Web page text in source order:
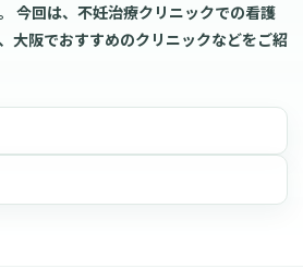
今回は、不妊治療クリニックでの看護
大阪でおすすめのクリニックなどをご紹